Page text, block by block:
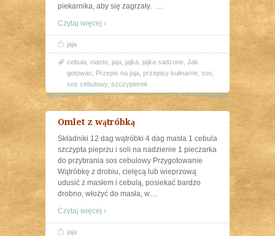
piekarnika, aby się zagrzały. …
Czytaj więcej ›
jaja
cebula ciasto jaja jajka jajka sadzone Jak
gotowac
Przepis na jaja przepisy kulinarne sos
sos cebulowy, szczypiorek
Omlet z wątróbką
Składniki 12 dag wątróbki 4 dag masła 1 cebula
szczypta pieprzu i soli na nadzienie 1 pieczarka
do przybrania sos cebulowy Przygotowanie
Wątróbkę z drobiu, cielęcą lub wieprzową
udusić z masłem i cebulą, posiekać bardzo
drobno, włożyć do masła, w…
Czytaj więcej ›
jaja